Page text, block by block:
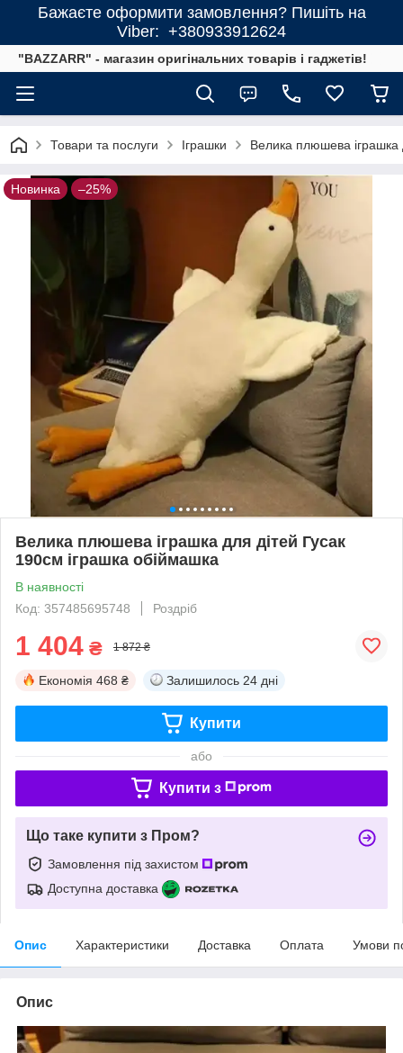
Бажаєте оформити замовлення? Пишіть на
Viber: +380933912624
"BAZZARR" - магазин оригінальних товарів і гаджетів!
Товари та послуги Іграшки Велика плюшева іграшка
Новинка –25%
Велика плюшева іграшка для дітей Гусак
190см іграшка обіймашка
В наявності
Код: 357485695748
Роздріб
1 404 ₴ 1 872 ₴
Економія 468 ₴ Залишилось 24 дні
Купити
або
Купити з
Що таке купити з Пром?
Замовлення під захистом
Доступна доставка
Опис Характеристики Доставка Оплата Умови
Опис